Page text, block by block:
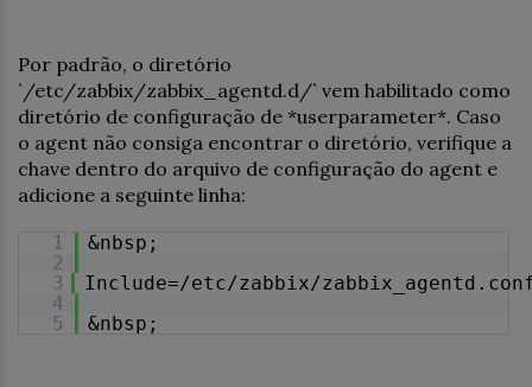
Por padrão, o diretório
`/etc/zabbix/zabbix_agentd.d/` vem habilitado como
diretório de configuração de *userparameter*. Caso
o agent não consiga encontrar o diretório, verifique a
chave dentro do arquivo de configuração do agent e
adicione a seguinte linha:
1
&nbsp;
2
3
Include=/etc/zabbix/
4
5
&nbsp;